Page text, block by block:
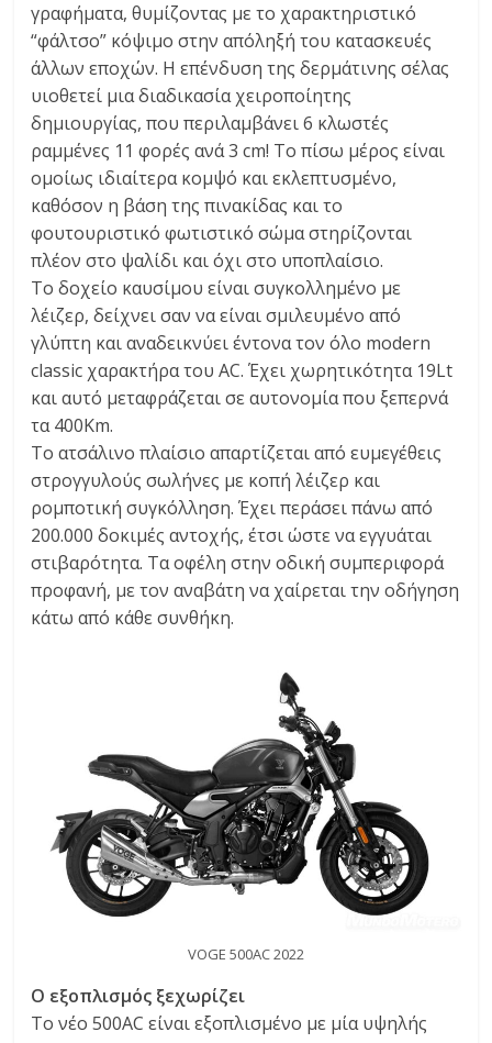
γραφήματα, θυμίζοντας με το χαρακτηριστικό
“φάλτσο” κόψιμο στην απόληξή του κατασκευές
άλλων εποχών. Η επένδυση της δερμάτινης σέλας
υιοθετεί μια διαδικασία χειροποίητης
δημιουργίας, που περιλαμβάνει 6 κλωστές
ραμμένες 11 φορές ανά 3 cm! Το πίσω μέρος είναι
ομοίως ιδιαίτερα κομψό και εκλεπτυσμένο,
καθόσον η βάση της πινακίδας και το
φουτουριστικό φωτιστικό σώμα στηρίζονται
πλέον στο ψαλίδι και όχι στο υποπλαίσιο.
Το δοχείο καυσίμου είναι συγκολλημένο με
λέιζερ, δείχνει σαν να είναι σμιλευμένο από
γλύπτη και αναδεικνύει έντονα τον όλο modern
classic χαρακτήρα του AC. Έχει χωρητικότητα 19Lt
και αυτό μεταφράζεται σε αυτονομία που ξεπερνά
τα 400Km.
Το ατσάλινο πλαίσιο απαρτίζεται από ευμεγέθεις
στρογγυλούς σωλήνες με κοπή λέιζερ και
ρομποτική συγκόλληση. Έχει περάσει πάνω από
200.000 δοκιμές αντοχής, έτσι ώστε να εγγυάται
στιβαρότητα. Τα οφέλη στην οδική συμπεριφορά
προφανή, με τον αναβάτη να χαίρεται την οδήγηση
κάτω από κάθε συνθήκη.
VOGE 500AC 2022
Ο εξοπλισμός ξεχωρίζει
Το νέο 500AC είναι εξοπλισμένο με μία υψηλής